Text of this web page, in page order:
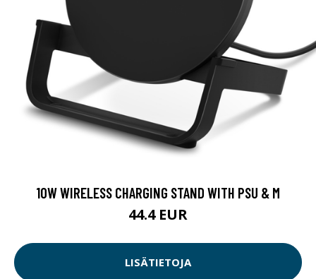
10W WIRELESS CHARGING STAND WITH PSU & M
44.4 EUR
LISÄTIETOJA